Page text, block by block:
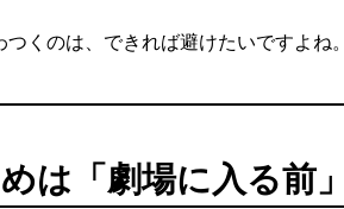
くのは、できれば避けたいですよね。
は「劇場に入る前」